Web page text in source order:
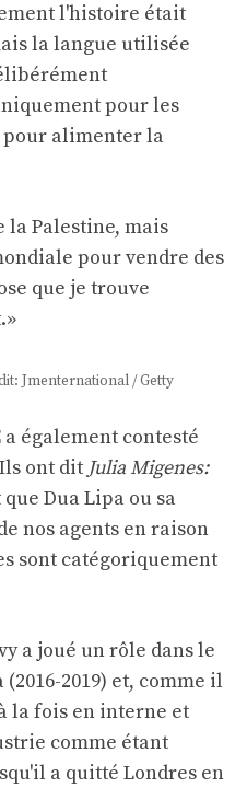
l'histoire était
la langue utilisée
pour les
alimenter la
la Palestine, mais
pour vendre des
que je trouve
Jmenternational / Getty
également contesté
ont dit Julia Migenes:
Dua Lipa ou sa
nos agents en raison
sont catégoriquement
a joué un rôle dans le
2019) et, comme il
la fois en interne et
comme étant
a quitté Londres en